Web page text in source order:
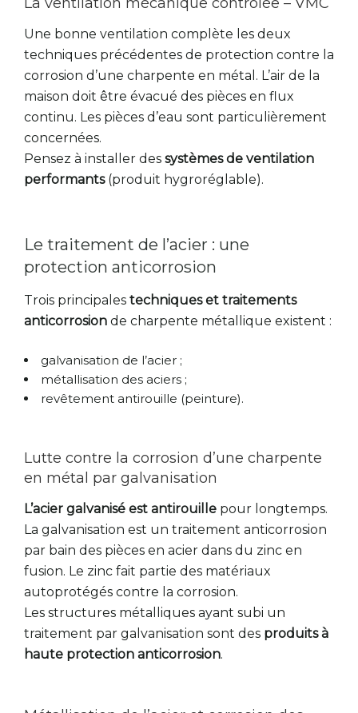
Une bonne ventilation complète les deux
techniques précédentes de protection contre la
corrosion d’une charpente en métal. L’air de la
maison doit être évacué des pièces en flux
continu. Les pièces d’eau sont particulièrement
concernées.
Pensez à installer des systèmes de ventilation
performants(produit hygroréglable).
Le traitement de l’acier : une
protection anticorrosion
Trois principales techniques et traitements
anticorrosion de charpente métallique existent :
galvanisation de l’acier ;
métallisation des aciers ;
revêtement antirouille (peinture).
Lutte contre la corrosion d’une charpente
en métal par galvanisation
L’acier galvanisé est antirouille pour longtemps.
La galvanisation est un traitement anticorrosion
par bain des pièces en acier dans du zinc en
fusion. Le zinc fait partie des matériaux
autoprotégés contre la corrosion.
Les structures métalliques ayant subi un
traitement par galvanisation sont des produits à
haute protection anticorrosion.